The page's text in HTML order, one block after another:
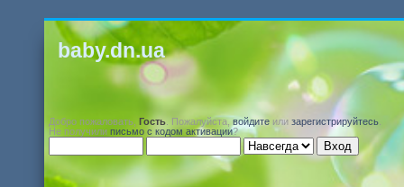
baby.dn.ua
Добро пожаловать, Гость . Пожалуйста,войдите или зарегистрируйтесь
Не получили письмо с кодом активации?